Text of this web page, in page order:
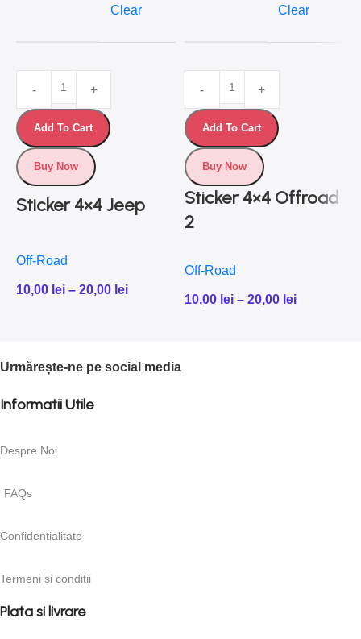
Clear
Add To Cart
Buy Now
Sticker 4×4 Jeep
Off-Road
10,00 lei – 20,00 lei
Clear
Add To Cart
Buy Now
Sticker 4×4 Offroad
2
Off-Road
10,00 lei – 20,00 lei
Urmărește-ne pe social media
Informatii Utile
Despre Noi
FAQs
Confidentialitate
Termeni si conditii
Plata si livrare